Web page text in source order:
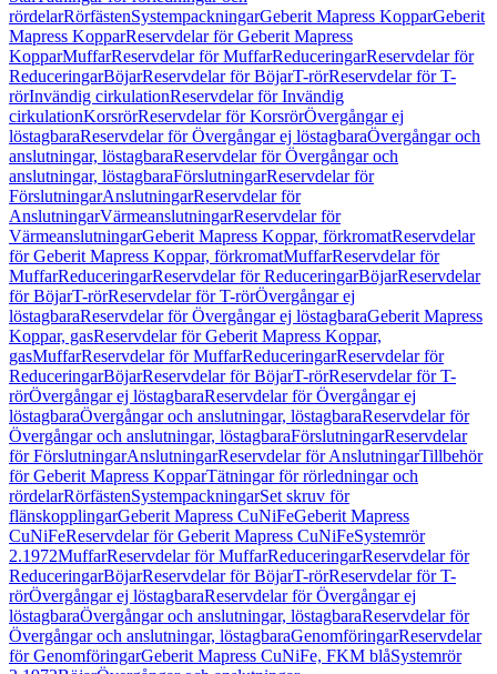
rördelarRörfästenSystempackningarGeberit Mapress KopparGeberit
Mapress KopparReservdelar för Geberit Mapress
KopparMuffarReservdelar för MuffarReduceringarReservdelar för
ReduceringarBöjarReservdelar för BöjarT-rörReservdelar för T-
rörInvändig cirkulationReservdelar för Invändig
cirkulationKorsrörReservdelar för KorsrörÖvergångar ej
löstagbaraReservdelar för Övergångar ej löstagbaraÖvergångar och
anslutningar, löstagbaraReservdelar för Övergångar och
anslutningar, löstagbaraFörslutningarReservdelar för
FörslutningarAnslutningarReservdelar för
AnslutningarVärmeanslutningarReservdelar för
VärmeanslutningarGeberit Mapress Koppar, förkromatReservdelar
för Geberit Mapress Koppar, förkromatMuffarReservdelar för
MuffarReduceringarReservdelar för ReduceringarBöjarReservdelar
för BöjarT-rörReservdelar för T-rörÖvergångar ej
löstagbaraReservdelar för Övergångar ej löstagbaraGeberit Mapress
Koppar, gasReservdelar för Geberit Mapress Koppar,
gasMuffarReservdelar för MuffarReduceringarReservdelar för
ReduceringarBöjarReservdelar för BöjarT-rörReservdelar för T-
rörÖvergångar ej löstagbaraReservdelar för Övergångar ej
löstagbaraÖvergångar och anslutningar, löstagbaraReservdelar för
Övergångar och anslutningar, löstagbaraFörslutningarReservdelar
för FörslutningarAnslutningarReservdelar för AnslutningarTillbehör
för Geberit Mapress KopparTätningar för rörledningar och
rördelarRörfästenSystempackningarSet skruv för
flänskopplingarGeberit Mapress CuNiFeGeberit Mapress
CuNiFeReservdelar för Geberit Mapress CuNiFeSystemrör
2.1972MuffarReservdelar för MuffarReduceringarReservdelar för
ReduceringarBöjarReservdelar för BöjarT-rörReservdelar för T-
rörÖvergångar ej löstagbaraReservdelar för Övergångar ej
löstagbaraÖvergångar och anslutningar, löstagbaraReservdelar för
Övergångar och anslutningar, löstagbaraGenomföringarReservdelar
för GenomföringarGeberit Mapress CuNiFe, FKM blåSystemrör